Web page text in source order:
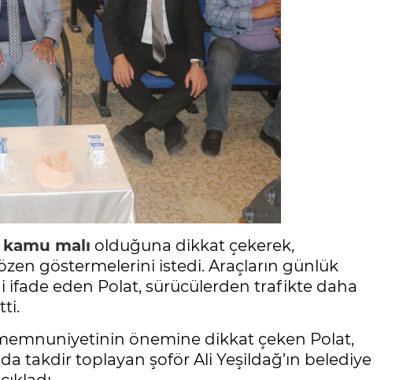
kamu malı olduğuna dikkat çekerek,
göstermelerini istedi. Araçların günlük
ifade eden Polat, sürücülerden trafikte daha
önemine dikkat çeken Polat,
takdir toplayan şoför Ali Yeşildağ’ın belediye